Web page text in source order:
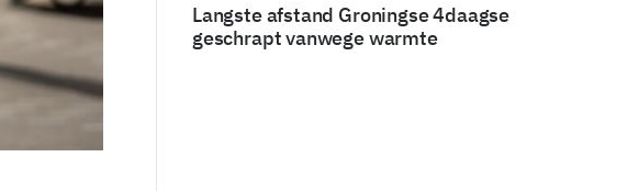
Langste afstand Groningse 4daagse
geschrapt vanwege warmte